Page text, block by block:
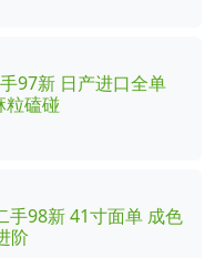
97新 日产进口全单
粒磕碰
手98新 41寸面单 成色
阶